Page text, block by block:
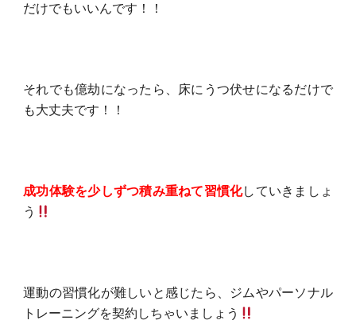
だけでもいいんです！！
それでも億劫になったら、床にうつ伏せになるだけで
も大丈夫です！！
成功体験を少しずつ積み重ねて習慣化していきましょ
う
運動の習慣化が難しいと感じたら、ジムやパーソナル
トレーニングを契約しちゃいましょう